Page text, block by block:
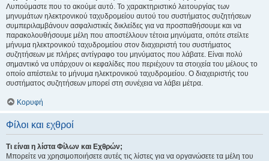
Λυπούμαστε που το ακούμε αυτό. Το χαρακτηριστικό λειτουργίας των
μηνυμάτων ηλεκτρονικού ταχυδρομείου αυτού του συστήματος συζητήσεων
συμπεριλαμβάνουν ασφαλιστικές δικλείδες για να προσπαθήσουμε και να
παρακολουθήσουμε μέλη που αποστέλλουν τέτοια μηνύματα, οπότε στείλτε
μήνυμα ηλεκτρονικού ταχυδρομείου στον διαχειριστή του συστήματος
συζητήσεων με πλήρες αντίγραφο του μηνύματος που λάβατε. Είναι πολύ
σημαντικό να υπάρχουν οι κεφαλίδες που περιέχουν τα στοιχεία του μέλους το
οποίο απέστειλε το μήνυμα ηλεκτρονικού ταχυδρομείου. Ο διαχειριστής του
συστήματος συζητήσεων μπορεί στη συνέχεια να λάβει μέτρα.
Κορυφή
Φίλοι και εχθροί
Τι είναι η λίστα Φίλων και Εχθρών;
Μπορείτε να χρησιμοποιήσετε αυτές τις λίστες για να οργανώσετε τα μέλη του